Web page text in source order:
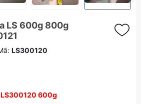
LS 600g 800g
LS300120
LS300120 600g